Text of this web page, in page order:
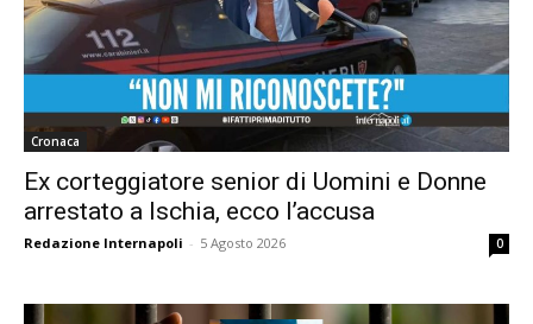
Cronaca
Ex corteggiatore senior di Uomini e Donne
arrestato a Ischia, ecco l’accusa
Redazione Internapoli - 5 Agosto 2026 0